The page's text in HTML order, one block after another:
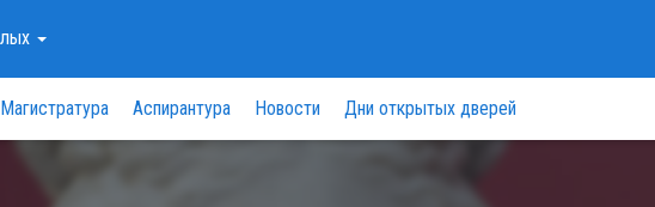
Магистратура Аспирантура Новости Дни открытых дверей